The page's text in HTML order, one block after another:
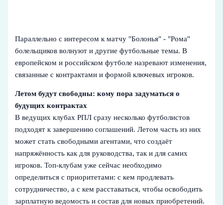
Параллельно с интересом к матчу "Болонья" - "Рома"
болельщиков волнуют и другие футбольные темы. В
европейском и российском футболе назревают изменения,
связанные с контрактами и формой ключевых игроков.
Летом будут свободны: кому пора задуматься о
будущих контрактах
В ведущих клубах РПЛ сразу несколько футболистов
подходят к завершению соглашений. Летом часть из них
может стать свободными агентами, что создаёт
напряжённость как для руководства, так и для самих
игроков. Топ-клубам уже сейчас необходимо
определиться с приоритетами: с кем продлевать
сотрудничество, а с кем расставаться, чтобы освободить
зарплатную ведомость и состав для новых приобретений.